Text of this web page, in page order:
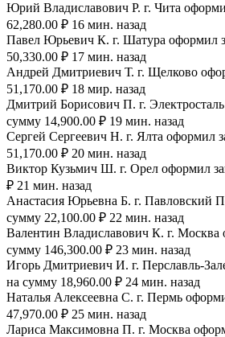
Юрий Владиславович Р. г. Чита
62,280.00 ₽ 16 мин. назад
Павел Юрьевич К. г. Шатура оформил
50,330.00 ₽ 17 мин. назад
Андрей Дмитриевич Т. г. Щелково
51,170.00 ₽ 18 мир. назад
Дмитрий Борисович П. г.
сумму 14,900.00 ₽ 19 мин. назад
Сергей Сергеевич Н. г. Ялта оформил
51,170.00 ₽ 20 мин. назад
Виктор Кузьмич Ш. г. Орел оформил
₽ 21 мин. назад
Анастасия Юрьевна Б. г. Павловский
сумму 22,100.00 ₽ 22 мин. назад
Валентин Владиславович К. г. Москва
сумму 146,300.00 ₽ 23 мин. назад
Игорь Дмитриевич И. г. Перславль-
на сумму 18,960.00 ₽ 24 мин. назад
Наталья Алексеевна С. г. Пермь
47,970.00 ₽ 25 мин. назад
Лариса Максимовна П. г. Москва